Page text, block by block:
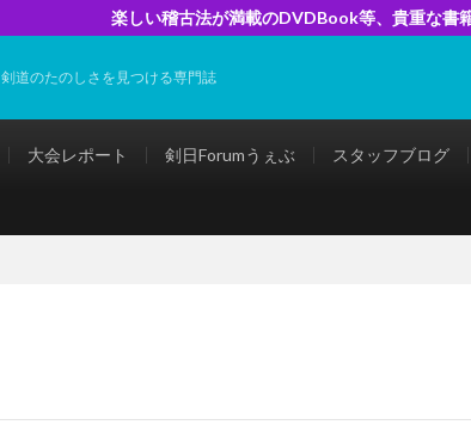
楽しい稽古法が満載のDVDBook等、貴重な書
剣道のたのしさを見つける専門誌
大会レポート 剣日Forumうぇぶ スタッフブログ